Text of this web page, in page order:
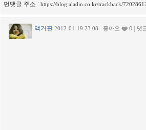
먼댓글 주소 : https://blog.aladin.co.kr/trackback/
맥거핀 2012-01-19 23:08 좋아요 0 댓